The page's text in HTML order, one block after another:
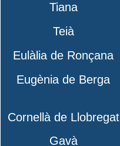
Tiana
Teià
Eulàlia de Ronçana
Eugènia de Berga
Cornellà de Llobregat
Gavà